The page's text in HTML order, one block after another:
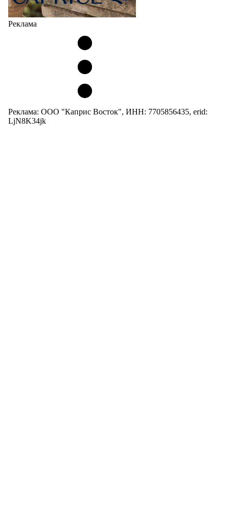
Реклама
Реклама: ООО "Каприс Восток", ИНН: 7705856435, erid:
LjN8K34jk